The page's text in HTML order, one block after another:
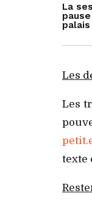
La
Les
Les
texte